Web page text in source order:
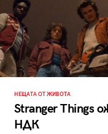
НЕЩАТА ОТ ЖИВОТА
Stranger Things
НДК